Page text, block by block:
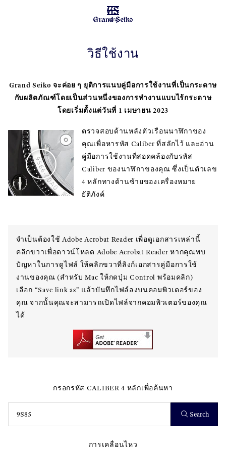
เมนู
วิธีใช้งาน
Grand Seiko จะค่อย ๆ ยุติการแนบคู่มือการใช้งานที่เป็นกระดาษ
กับผลิตภัณฑ์โดยเป็นส่วนหนึ่งของการทำงานแบบไร้กระดาษ
โดยเริ่มตั้งแต่วันที่ 1 เมษายน 2023
ตรวจสอบด้านหลังตัวเรือนนาฬิกาของ
คุณเพื่อหารหัส Caliber ที่สลักไว้ และอ่าน
คู่มือการใช้งานที่สอดคล้องกับรหัส
Caliber ของนาฬิกาของคุณ ซึ่งเป็นตัวเลข
4 หลักทางด้านซ้ายของเครื่องหมาย
ยัติภังค์
จำเป็นต้องใช้ Adobe Acrobat Reader เพื่อดูเอกสารเหล่านี้
คลิกขวาเพื่อดาวน์โหลด Adobe Acrobat Reader หากคุณพบ
ปัญหาในการดูไฟล์ ให้คลิกขวาที่ลิงก์เอกสารคู่มือการใช้
งานของคุณ (สำหรับ Mac ให้กดปุ่ม Control พร้อมคลิก)
เลือก “Save link as” แล้วบันทึกไฟล์ลงบนคอมพิวเตอร์ของ
คุณ จากนั้นคุณจะสามารถเปิดไฟล์จากคอมพิวเตอร์ของคุณ
ได้
กรอกรหัส CALIBER 4 หลักเพื่อค้นหา
Search
การเคลื่อนไหว